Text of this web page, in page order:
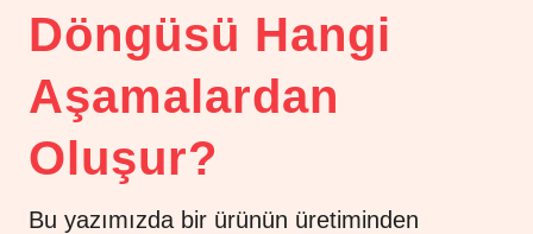
Döngüsü Hangi
Aşamalardan
Oluşur?
Bu yazımızda bir ürünün üretiminden